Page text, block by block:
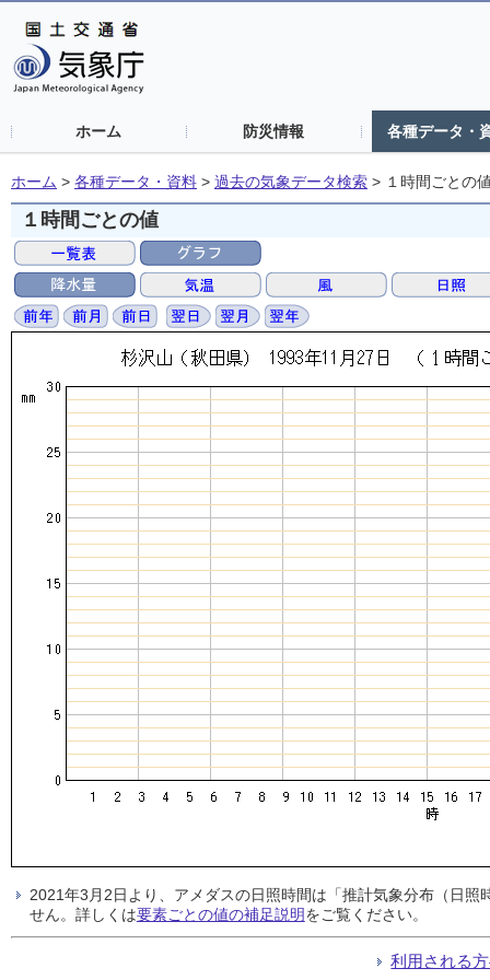
ホーム 防災情報 各種データ・
ホーム > 各種データ・資料 > 過去の気象データ検索 > １時間ごとの
１時間ごとの値
2021年3月2日より、アメダスの日照時間は「推計気象分布（日
せん。詳しくは要素ごとの値の補足説明をご覧ください。
利用される